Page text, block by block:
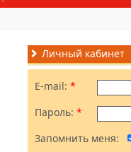
Личный кабинет
E-mail: *
Пароль: *
Запомнить меня: